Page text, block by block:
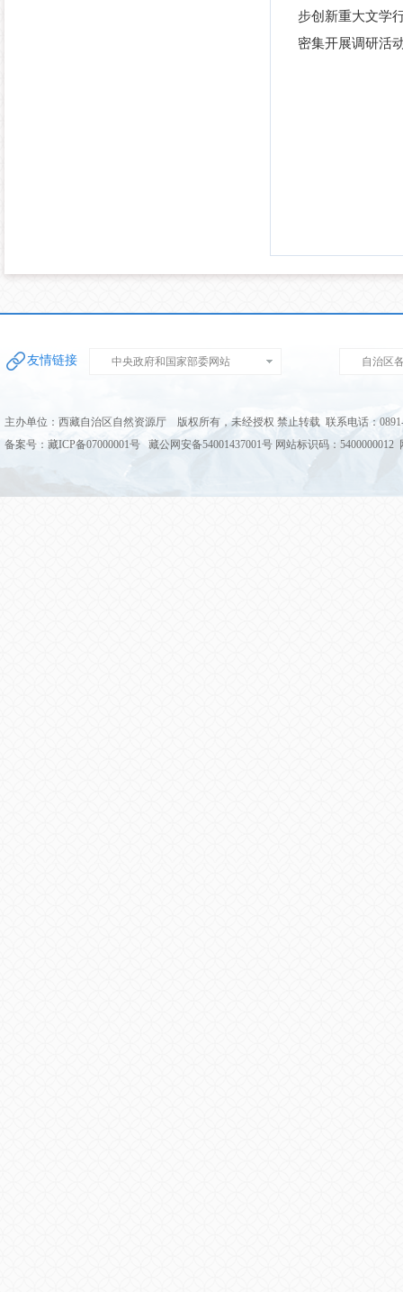
步创新重大文学
密集开展调研活
友情链接 中央政府和国家部委网站 自治区
主办单位：西藏自治区自然资源厅 版权所有，未经授权 禁止转载 联系电话：
备案号：藏ICP备07000001号 藏公网安备54001437001号 网站标识码：5400000012